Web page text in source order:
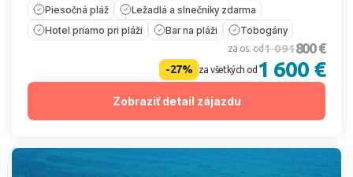
Piesočná pláž
Ležadlá a slnečníky zdarma
Hotel priamo pri pláži
Bar na pláži Tobogány
za os. od1 091800 €
-27% za všetkých od 1 600 €
Zobraziť detail zájazdu